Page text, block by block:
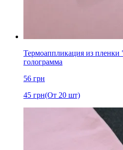
Термоаппликация из
голограмма
56 грн
45 грн(От 20 шт)